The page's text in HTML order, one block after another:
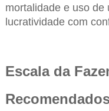
mortalidade e uso
lucratividade com
Escala da